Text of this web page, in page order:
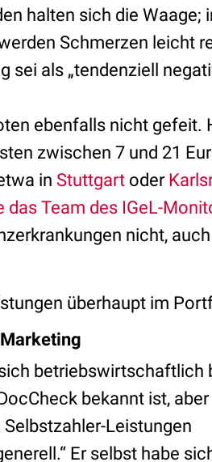
halten sich die Waage;
Schmerzen leicht
sei als „tendenziell
ebenfalls nicht gefeit.
zwischen 7 und 21
in Stuttgart oder
das Team des IGeL-
nicht,
überhaupt im
betriebswirtschaftlich
bekannt ist, aber
Leistungen
Er selbst habe